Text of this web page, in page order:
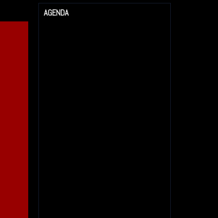
AGENDA